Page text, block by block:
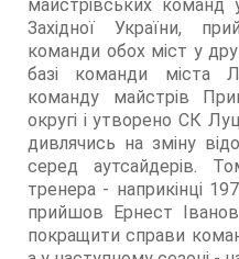
майстрівських команд
Західної України,
команди обох міст у
базі команди міста
команду майстрів
округі і утворено СК
дивлячись на зміну
серед аутсайдерів.
тренера - наприкінці
прийшов Ернест
покращити справи